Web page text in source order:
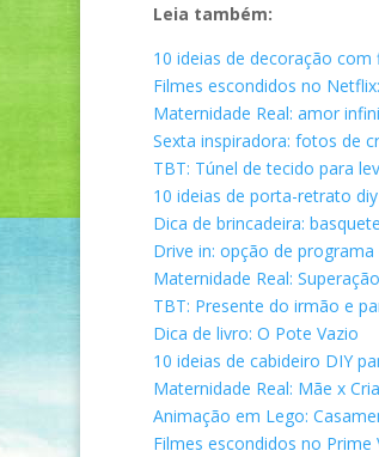
Leia também:
10 ideias de decoração com
Filmes escondidos no
Maternidade Real: amor
Sexta inspiradora: fotos de
TBT: Túnel de tecido para
10 ideias de porta-retrato
Dica de brincadeira:
Drive in: opção de
Maternidade Real: Superação
TBT: Presente do irmão e
Dica de livro: O Pote Vazio
10 ideias de cabideiro DIY
Maternidade Real: Mãe x
Animação em Lego:
Filmes escondidos no Prime